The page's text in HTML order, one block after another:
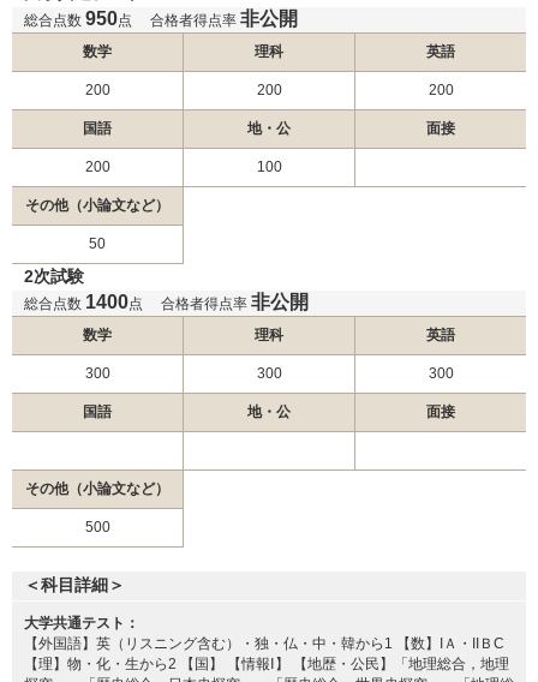
2月2日
杏林大学 一般選抜
福岡大学 一般
日本医科大学 グローバル特別選抜（前期）
日本医科大学 一般（前期地域枠）
日本医科大学 地域医療枠（前期）
国際医療福祉大学 一般前期
2月3日
東海大学 一般入試
金沢医科大学 一般前期
順天堂大学 研究医特別選抜
順天堂大学 地域枠選抜
順天堂大学 前期共通テスト利用
順天堂大学 共通テスト・一般独自併用
順天堂大学 一般 (A方式)
2月4日
自治医科大学 一般
東京医科大学 共通テスト利用
東京医科大学 一般
総合点数 950点 合格者得点率 非公開
数学 理科 英語
200 200 200
国語 地・公 面接
200 100
その他（小論文など）
50
2次試験
総合点数 1400点 合格者得点率 非公開
数学 理科 英語
300 300 300
国語 地・公 面接
その他（小論文など）
500
＜科目詳細＞
大学共通テスト：
【外国語】英（リスニング含む）・独・仏・中・韓から1 【数】IＡ・IIＢC
【理】物・化・生から2 【国】 【情報Ⅰ】 【地歴・公民】「地理総合，地理